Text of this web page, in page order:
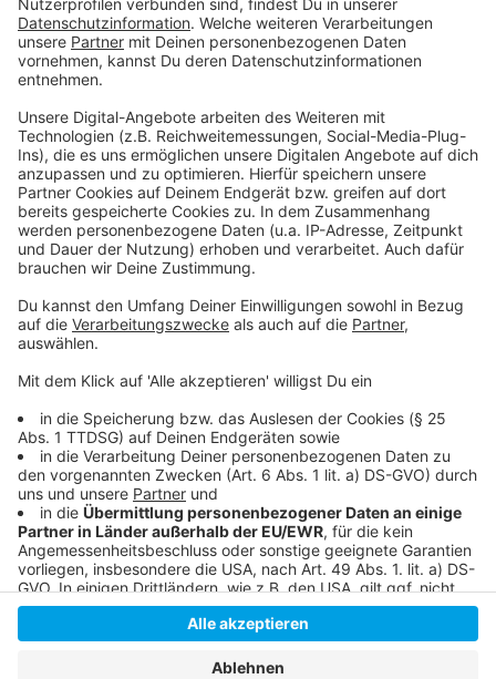
zu sammeln.
Anzeige
Weitere Infos und Links zum Thema:
Anzeige
Die Eishockey-WM 2027 in Düsseldorf:
Das ist der PSD Bank Dome
Anzeige
Anzeige